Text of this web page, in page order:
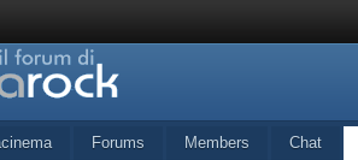
Forums Members Chat